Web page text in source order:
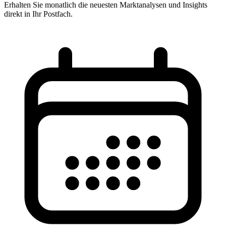
Erhalten Sie monatlich die neuesten Marktanalysen und Insights
direkt in Ihr Postfach.